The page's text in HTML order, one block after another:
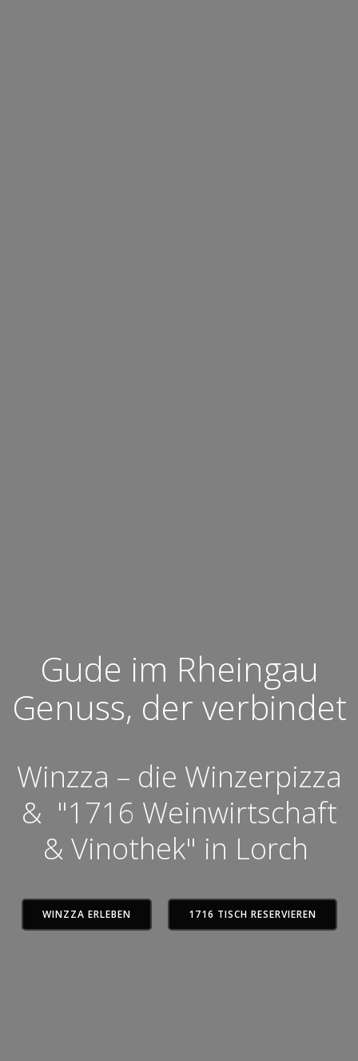
Gude im Rheingau
Genuss, der verbindet
Winzza – die Winzerpizza
& "1716 Weinwirtschaft
& Vinothek" in Lorch
WINZZA ERLEBEN 1716 TISCH RESERVIEREN